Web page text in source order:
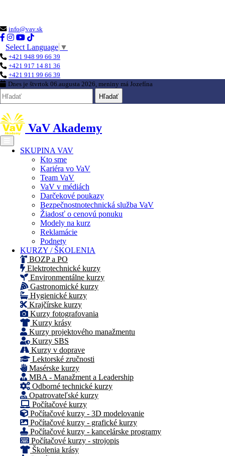
info@vav.sk
Select Language ▼
+421 948 99 66 39
+421 917 14 81 36
+421 911 99 66 39
Dnes je štvrtok 06.augusta 2026, meniny má Jozefína
Hľadať
VaV Akademy
SKUPINA VAV
Kto sme
Kariéra vo VaV
Team VaV
VaV v médiách
Darčekové poukazy
Bezpečnostnotechnická služba VaV
Žiadosť o cenovú ponuku
Modely na kurz
Reklamácie
Podnety
KURZY / ŠKOLENIA
BOZP a PO
Elektrotechnické kurzy
Environmentálne kurzy
Gastronomické kurzy
Hygienické kurzy
Krajčírske kurzy
Kurzy fotografovania
Kurzy krásy
Kurzy projektového manažmentu
Kurzy SBS
Kurzy v doprave
Lektorské zručnosti
Masérske kurzy
MBA - Manažment a Leadership
Odborné technické kurzy
Opatrovateľské kurzy
Počítačové kurzy
Počítačové kurzy - 3D modelovanie
Počítačové kurzy - grafické kurzy
Počítačové kurzy - kancelárske programy
Počítačové kurzy - strojopis
Školenia krásy